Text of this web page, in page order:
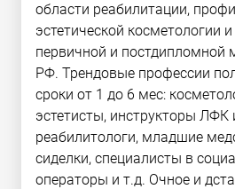
области реабилитации,
эстетической косметологии
первичной и постдипломной
РФ. Трендовые профессии
сроки от 1 до 6 мес:
эстетисты, инструкторы ЛФК
реабилитологи, младшие
сиделки, специалисты в
операторы и т.д. Очное и